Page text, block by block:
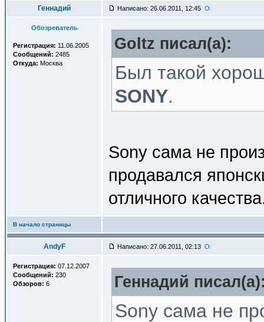
Геннадий Написано: 26.06.2011, 12:45
Обозреватель
Регистрация: 11.06.2005
Сообщений: 2485
Откуда: Москва
Goltz писал(a):
Был такой
SONY.
Sony сама не
продавался
отличного
В начало страницы
AndyF Написано: 27.06.2011, 02:13
Регистрация: 07.12.2007
Сообщений: 230
Обзоров: 6 Геннадий
Sony сама не